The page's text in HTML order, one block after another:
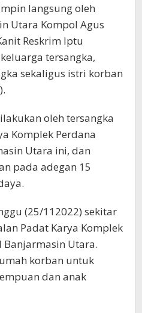
langsung oleh
Utara Kompol Agus
Reskrim Iptu
tersangka,
sekaligus istri korban
oleh tersangka
Komplek Perdana
Utara ini, dan
pada adegan 15
(25/112022) sekitar
Padat Karya Komplek
Banjarmasin Utara.
korban untuk
dan anak